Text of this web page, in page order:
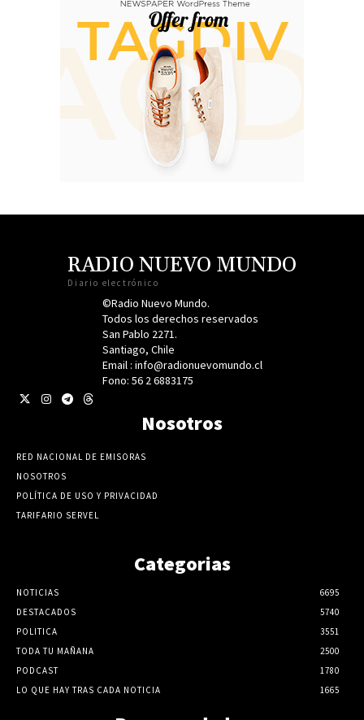
RADIO NUEVO MUNDO
Diario electrónico
©Radio Nuevo Mundo.
Todos los derechos reservados
San Pablo 2271.
Santiago, Chile
Email : info@radionuevomundo.cl
Fono: 56 2 6883175
Nosotros
RED NACIONAL DE EMISORAS
NOSOTROS
POLÍTICA DE USO Y PRIVACIDAD
TARIFARIO SERVEL
Categorias
NOTICIAS
6695
DESTACADOS
5740
POLITICA
3551
TODA TU MAÑANA
2500
PODCAST
1780
LO QUE HAY TRAS CADA NOTICIA
1665